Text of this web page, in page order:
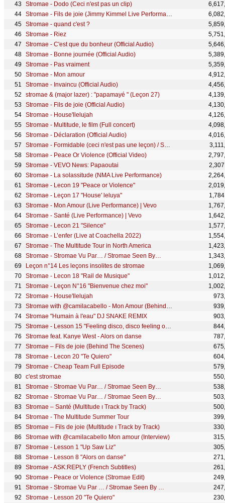
Stromae - Dodo (Ceci n'est pas un clip)
Stromae - Fils de joie (Jimmy Kimmel Live Performance)
Stromae - quand c'est ?
Stromae - Riez
Stromae - C'est que du bonheur (Official Audio)
Stromae - Bonne journée (Official Audio)
Stromae - Pas vraiment
Stromae - Mon amour
Stromae - Invaincu (Official Audio)
stromae & (major lazer) : "papamayé " (Leçon 27)
Stromae - Fils de joie (Official Audio)
Stromae - House'llelujah
Stromae - Multitude, le film (Full concert)
Stromae - Déclaration (Official Audio)
Stromae - Formidable (ceci n'est pas une leçon) / Sottotitolo Italiano
Stromae - Peace Or Violence (Official Video)
Stromae - VEVO News: Papaoutai
Stromae - La solassitude (NMA Live Performance)
Stromae - Lecon 19 "Peace or Violence"
Stromae - Leçon 17 "House' leluya"
Stromae - Mon Amour (Live Performance) | Vevo
Stromae - Santé (Live Performance) | Vevo
Stromae - Lecon 21 "Silence"
Stromae - L’enfer (Live at Coachella 2022)
Stromae - The Multitude Tour in North America
Stromae - Stromae Vu Par… / Stromae Seen By…
Leçon n°14 Les leçons insolites de stromae
Stromae - Lecon 18 "Rail de Musique"
Stromae - Leçon N°16 "Bienvenue chez moi"
Stromae - House'llelujah
Stromae with @camilacabello - Mon Amour (Behind The Scenes)
Stromae "Humain à l'eau" DJ SNAKE REMIX
Stromae - Lesson 15 "Feeling disco, disco feeling ou you feel disco"
Stromae feat. Kanye West - Alors on danse
Stromae – Fils de joie (Behind The Scenes)
Stromae - Lecon 20 "Te Quiero"
Stromae - Cheap Team Full Episode
c'est stromae
Stromae - Stromae Vu Par… / Stromae Seen By…
Stromae - Stromae Vu Par… / Stromae Seen By…
Stromae – Santé (Multitude ı Track by Track)
Stromae - The Multitude Summer Tour
Stromae – Fils de joie (Multitude ı Track by Track)
Stromae with @camilacabello Mon amour (Interview)
Stromae - Lesson 1 "Up Saw Liz"
Stromae - Lesson 8 "Alors on danse"
Stromae - ASK:REPLY (French Subtitles)
Stromae - Peace or Violence (Stromae Edit)
Stromae - Stromae Vu Par … / Stromae Seen By …
Stromae - Lesson 20 "Te Quiero"